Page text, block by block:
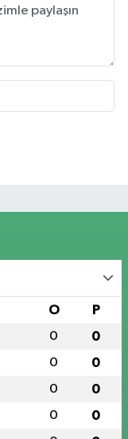
O P
0 0
0 0
0 0
0 0